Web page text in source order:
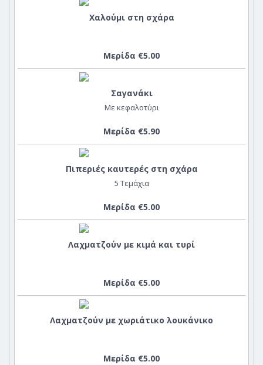
Χαλούμι στη σχάρα
Μερίδα €5.00
Σαγανάκι
Με κεφαλοτύρι
Μερίδα €5.90
Πιπεριές καυτερές στη σχάρα
5 Τεμάχια
Μερίδα €5.00
Λαχματζούν με κιμά και τυρί
Μερίδα €5.00
Λαχματζούν με χωριάτικο λουκάνικο
Μερίδα €5.00